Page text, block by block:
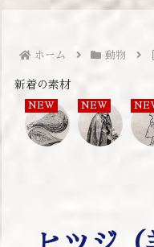
ホーム 動物
新着の素材